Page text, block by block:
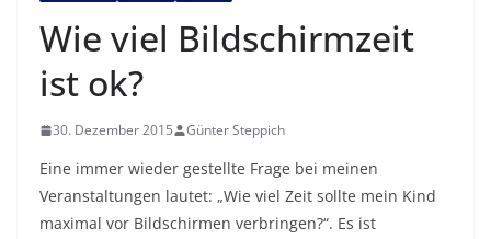
Wie viel Bildschirmzeit
ist ok?
30. Dezember 2015 Günter Steppich
Eine immer wieder gestellte Frage bei meinen
Veranstaltungen lautet: „Wie viel Zeit sollte mein Kind
maximal vor Bildschirmen verbringen?“. Es ist